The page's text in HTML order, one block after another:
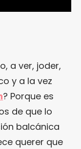
a ver, joder,
y a la vez
? Porque es
de que lo
balcánica
querer que